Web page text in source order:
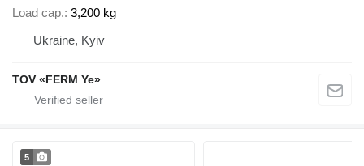
Load cap. 3,200 kg
Ukraine, Kyiv
TOV «FERM Ye»
5